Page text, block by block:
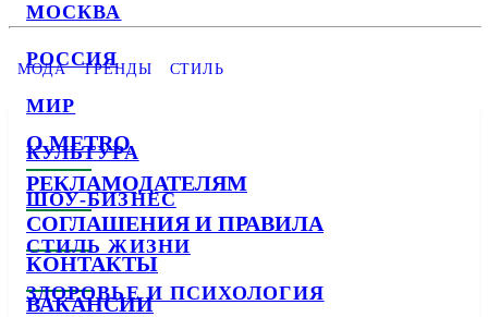
МОСКВА
РОССИЯ
МИР
КУЛЬТУРА
ШОУ-БИЗНЕС
СТИЛЬ ЖИЗНИ
ЗДОРОВЬЕ И ПСИХОЛОГИЯ
МОДА ТРЕНДЫ СТИЛЬ
О METRO
РЕКЛАМОДАТЕЛЯМ
СОГЛАШЕНИЯ И ПРАВИЛА
КОНТАКТЫ
ВАКАНСИИ